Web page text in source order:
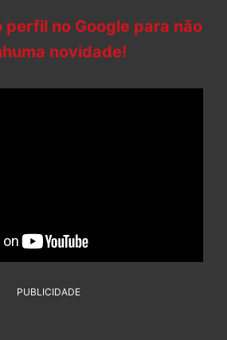
perfil no Google para não
novidade!
PUBLICIDADE